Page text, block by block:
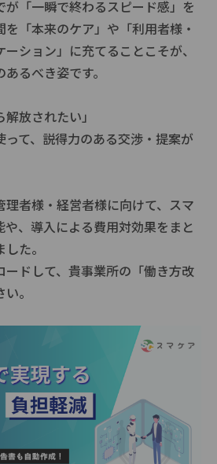
「一瞬で終わるスピード感」を
「本来のケア」や「利用者様・
ション」に充てることこそが、
るべき姿です。
放されたい」
って、説得力のある交渉・提案が
理者様・経営者様に向けて、スマ
、導入による費用対効果をまと
た。
ドして、貴事業所の「働き方改
。